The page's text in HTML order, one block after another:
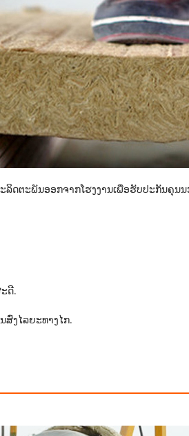
ຕະພັນອອກຈາກໂຮງງານເພື່ອຮັບປະກັນຄຸນ
ດີ.
ງໄລຍະທາງໄກ.